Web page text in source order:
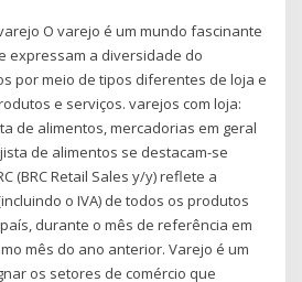
O varejo é um mundo fascinante
expressam a diversidade do
por meio de tipos diferentes de loja e
e serviços. varejos com loja:
de alimentos, mercadorias em geral
de alimentos se destacam-se
(BRC Retail Sales y/y) reflete a
o IVA) de todos os produtos
durante o mês de referência em
mês do ano anterior. Varejo é um
os setores de comércio que